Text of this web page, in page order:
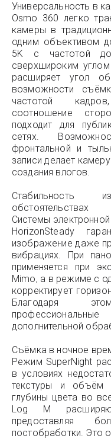
Универсальность в
Osmo 360 легко
камеры в
одним объективом
5K с частотой
сверхшироким
расширяет угол
возможности
частотой
соотношение
подходит для
сетях.
фронтальной и
записи делает
создания влогов.
Стабильность
обстоятельствах
Системы
HorizonSteady
изображение даже
вибрациях. При
применяется при
Mimo, а в режиме с
корректирует
Благодаря
дополнительной
Съёмка в ночное
Режим SuperNight
в условиях
текстуры и объём
глубины цвета во
Log M
предоставляя
постобработки. Это